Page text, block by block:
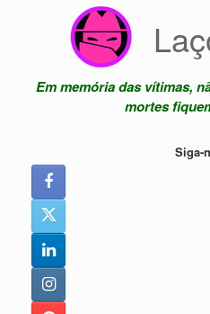
Em memória das vítimas,
mortes
Siga-